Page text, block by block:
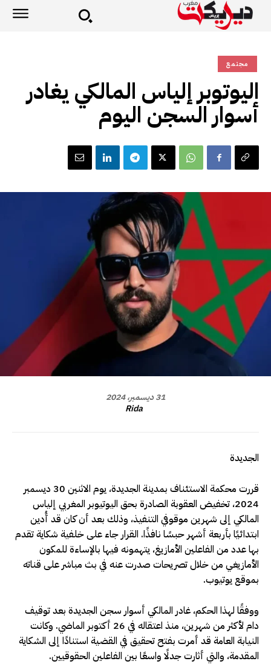
مجتمع
اليوتوبر إلياس المالكي يغادر
أسوار السجن اليوم
31 ديسمبر، 2024
Rida
الجديدة
قررت محكمة الاستئناف بمدينة الجديدة، يوم الاثنين 30 ديسمبر
2024، تخفيض العقوبة الصادرة بحق اليوتيوبر المغربي إلياس
المالكي إلى شهرين موقوفي التنفيذ، وذلك بعد أن كان قد أُدين
ابتدائيًا بأربعة أشهر حبسًا نافذًا. القرار جاء على خلفية شكاية تقدم
بها عدد من الفاعلين الأمازيغ، يتهمونه فيها بالإساءة للمكون
الأمازيغي من خلال تصريحات صدرت عنه في بث مباشر على قناته
بموقع يوتيوب.
ووفقًا لهذا الحكم، غادر المالكي أسوار سجن الجديدة بعد توقيف
دام لأكثر من شهرين، منذ اعتقاله في 26 أكتوبر الماضي. وكانت
النيابة العامة قد أمرت بفتح تحقيق في القضية استنادًا إلى الشكاية
المقدمة، والتي أثارت جدلًا واسعًا بين الفاعلين الحقوقيين.